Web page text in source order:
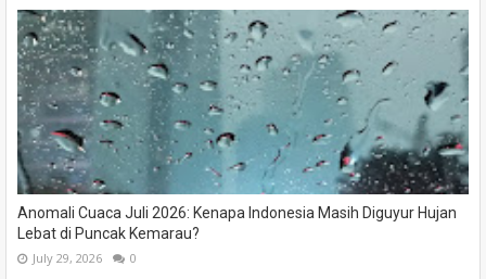
Anomali Cuaca Juli 2026: Kenapa Indonesia Masih Diguyur Hujan
Lebat di Puncak Kemarau?
July 29, 2026 0